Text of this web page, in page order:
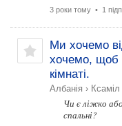
3 роки тому • 1
Ми хочемо
хочемо, щоб
кімнаті.
Албанія › Ксаміл
Чи є ліжко
спальні?